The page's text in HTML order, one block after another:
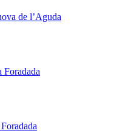
de l’Aguda
Foradada